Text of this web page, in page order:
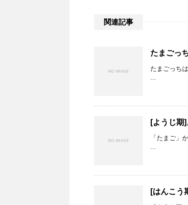
関連記事
たまごっ
たまごっち
...
[ようじ期
「たまご」
...
[はんこう